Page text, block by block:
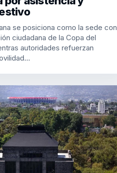
se posiciona como la sede con
ciudadana de la Copa del
autoridades refuerzan